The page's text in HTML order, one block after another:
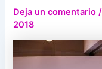
Deja un comentario
2018